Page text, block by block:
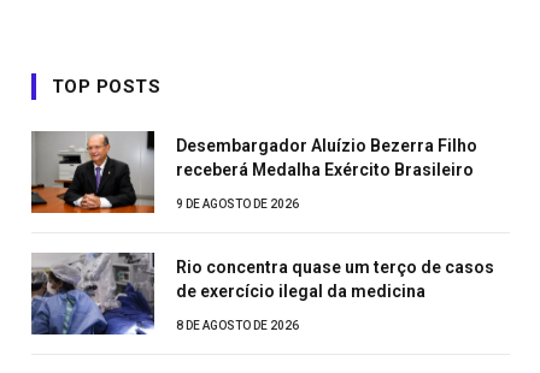
TOP POSTS
Desembargador Aluízio Bezerra Filho
receberá Medalha Exército Brasileiro
9 DE AGOSTO DE 2026
Rio concentra quase um terço de casos
de exercício ilegal da medicina
8 DE AGOSTO DE 2026